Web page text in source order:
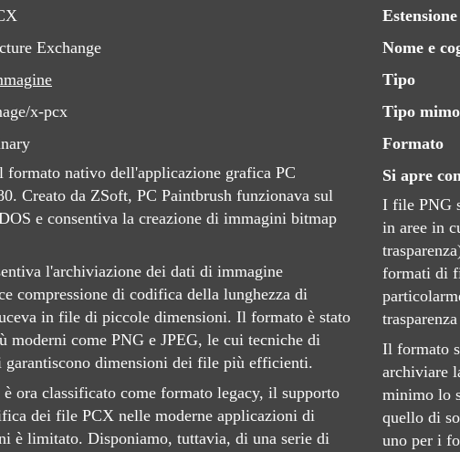
Exchange
x-pcx
nativo dell'applicazione grafica PC
Creato da ZSoft, PC Paintbrush funzionava sul
e consentiva la creazione di immagini bitmap
l'archiviazione dei dati di immagine
compressione di codifica della lunghezza di
in file di piccole dimensioni. Il formato è stato
moderni come PNG e JPEG, le cui tecniche di
garantiscono dimensioni dei file più efficienti.
ora classificato come formato legacy, il supporto
dei file PCX nelle moderne applicazioni di
è limitato. Disponiamo, tuttavia, di una serie di
Estensione
Nome e
Tipo
Tipo mimo
Formato
Si apre
I file PNG
in aree in
formati di
Il formato
archiviare
minimo lo
quello di
uno per i